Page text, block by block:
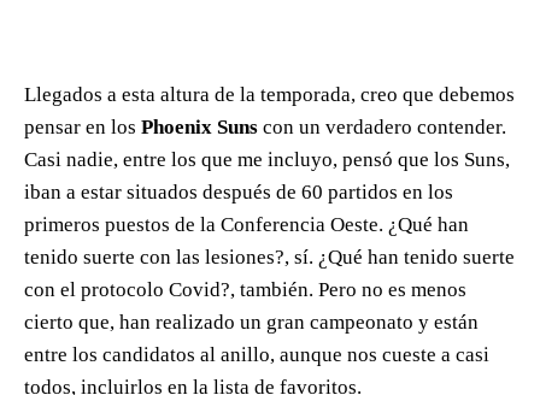
Llegados a esta altura de la temporada, creo que debemos
pensar en los Phoenix Suns con un verdadero contender.
Casi nadie, entre los que me incluyo, pensó que los Suns,
iban a estar situados después de 60 partidos en los
primeros puestos de la Conferencia Oeste. ¿Qué han
tenido suerte con las lesiones?, sí. ¿Qué han tenido suerte
con el protocolo Covid?, también. Pero no es menos
cierto que, han realizado un gran campeonato y están
entre los candidatos al anillo, aunque nos cueste a casi
todos, incluirlos en la lista de favoritos.